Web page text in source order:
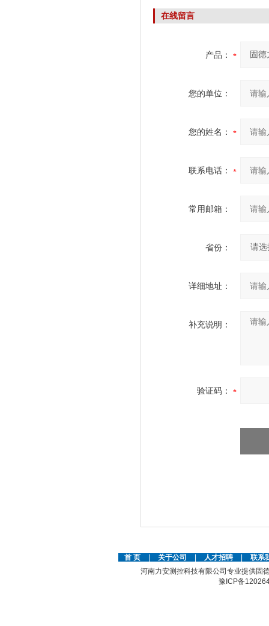
在线留言
产品：
您的单位：
您的姓名：
联系电话：
常用邮箱：
省份：
详细地址：
补充说明：
验证码：
首 页 关于公司 人才招聘
联系
河南力安测控科技有限公司专业提供固
豫ICP备